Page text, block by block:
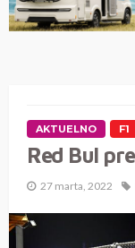
AKTUELNO F1
Red Bul
27 marta, 2022